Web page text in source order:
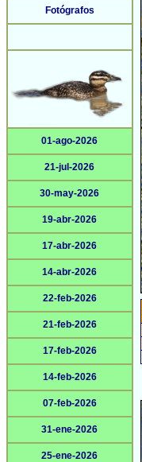
Fotógrafos
01-ago-2026
21-jul-2026
30-may-2026
19-abr-2026
17-abr-2026
14-abr-2026
22-feb-2026
21-feb-2026
17-feb-2026
14-feb-2026
07-feb-2026
31-ene-2026
25-ene-2026